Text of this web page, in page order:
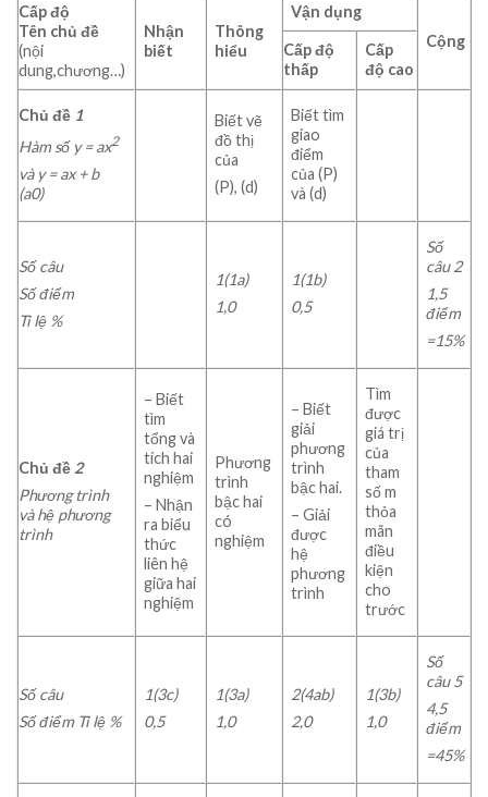
Cấp độ
Tên chủ đề
(nội
dung,chương…)
Nhận
biết
Thông
hiểu
Vận dụng
Cộng
Cấp độ
thấp
Cấp
độ cao
Chủ đề 1
Hàm số y = ax2
và y = ax + b
(a0)
Biết vẽ
đồ thị
của
(P), (d)
Biết tìm
giao
điểm
của (P)
và (d)
Số câu
Số điểm
Tỉ lệ %
1(1a)
1,0
1(1b)
0,5
Số
câu 2
1,5
điểm
=15%
Chủ đề 2
Phương trình
và hệ phương
trình
– Biết
tìm
tổng và
tích hai
nghiệm
– Nhận
ra biểu
thức
liên hệ
giữa hai
nghiệm
Phương
trình
bậc hai
có
nghiệm
– Biết
giải
phương
trình
bậc hai.
– Giải
được
hệ
phương
trình
Tìm
được
giá trị
của
tham
số m
thỏa
mãn
điều
kiện
cho
trước
Số câu
Số điểm Tỉ lệ %
1(3c)
0,5
1(3a)
1,0
2(4ab)
2,0
1(3b)
1,0
Số
câu 5
4,5
điểm
=45%